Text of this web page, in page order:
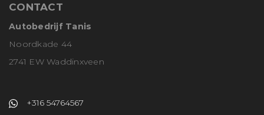
CONTACT
Autobedrijf Tanis
Noordkade 44
2741 EW Waddinxveen
+316 54764567